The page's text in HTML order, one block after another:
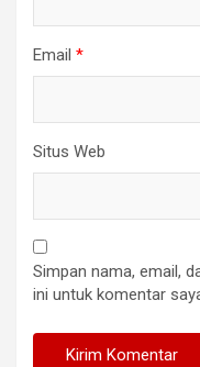
Email *
Situs Web
Simpan nama, email,
ini untuk komentar